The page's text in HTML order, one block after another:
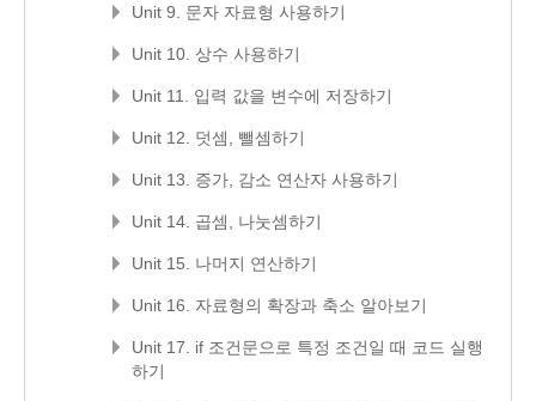
Unit 9. 문자 자료형 사용하기
Unit 10. 상수 사용하기
Unit 11. 입력 값을 변수에 저장하기
Unit 12. 덧셈, 뺄셈하기
Unit 13. 증가, 감소 연산자 사용하기
Unit 14. 곱셈, 나눗셈하기
Unit 15. 나머지 연산하기
Unit 16. 자료형의 확장과 축소 알아보기
Unit 17. if 조건문으로 특정 조건일 때 코드 실행
하기